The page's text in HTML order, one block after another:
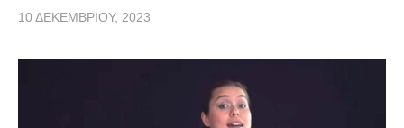
10 ΔΕΚΕΜΒΡΊΟΥ, 2023